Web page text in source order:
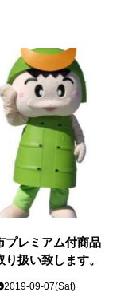
プレミアム付商品
り扱い致します。
2019-09-07(Sat)